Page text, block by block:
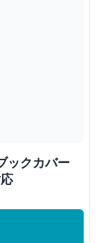
ックカバー